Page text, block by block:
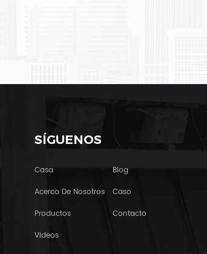
SÍGUENOS
Casa
Acerca De Nosotros
Productos
Videos
Blog
Caso
Contacto